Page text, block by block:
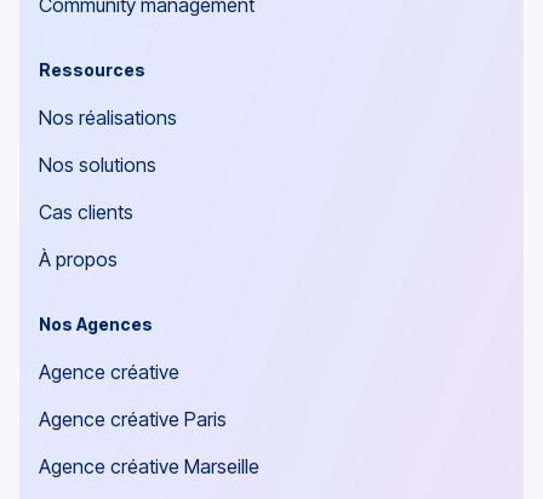
Ressources
Nos réalisations
Nos solutions
Cas clients
À propos
Nos Agences
Agence créative
Agence créative Paris
Agence créative Marseille